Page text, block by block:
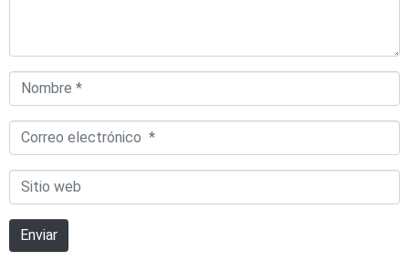
Nombre
*
Correo
electrónico
Sitio
web
Enviar